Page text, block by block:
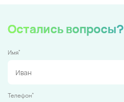
Остались вопросы?
Имя*
Телефон*